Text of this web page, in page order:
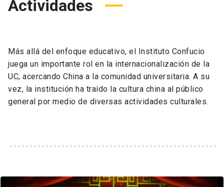
Actividades
Más allá del enfoque educativo, el Instituto Confucio
juega un importante rol en la internacionalización de la
UC, acercando China a la comunidad universitaria. A su
vez, la institución ha traído la cultura china al público
general por medio de diversas actividades culturales.